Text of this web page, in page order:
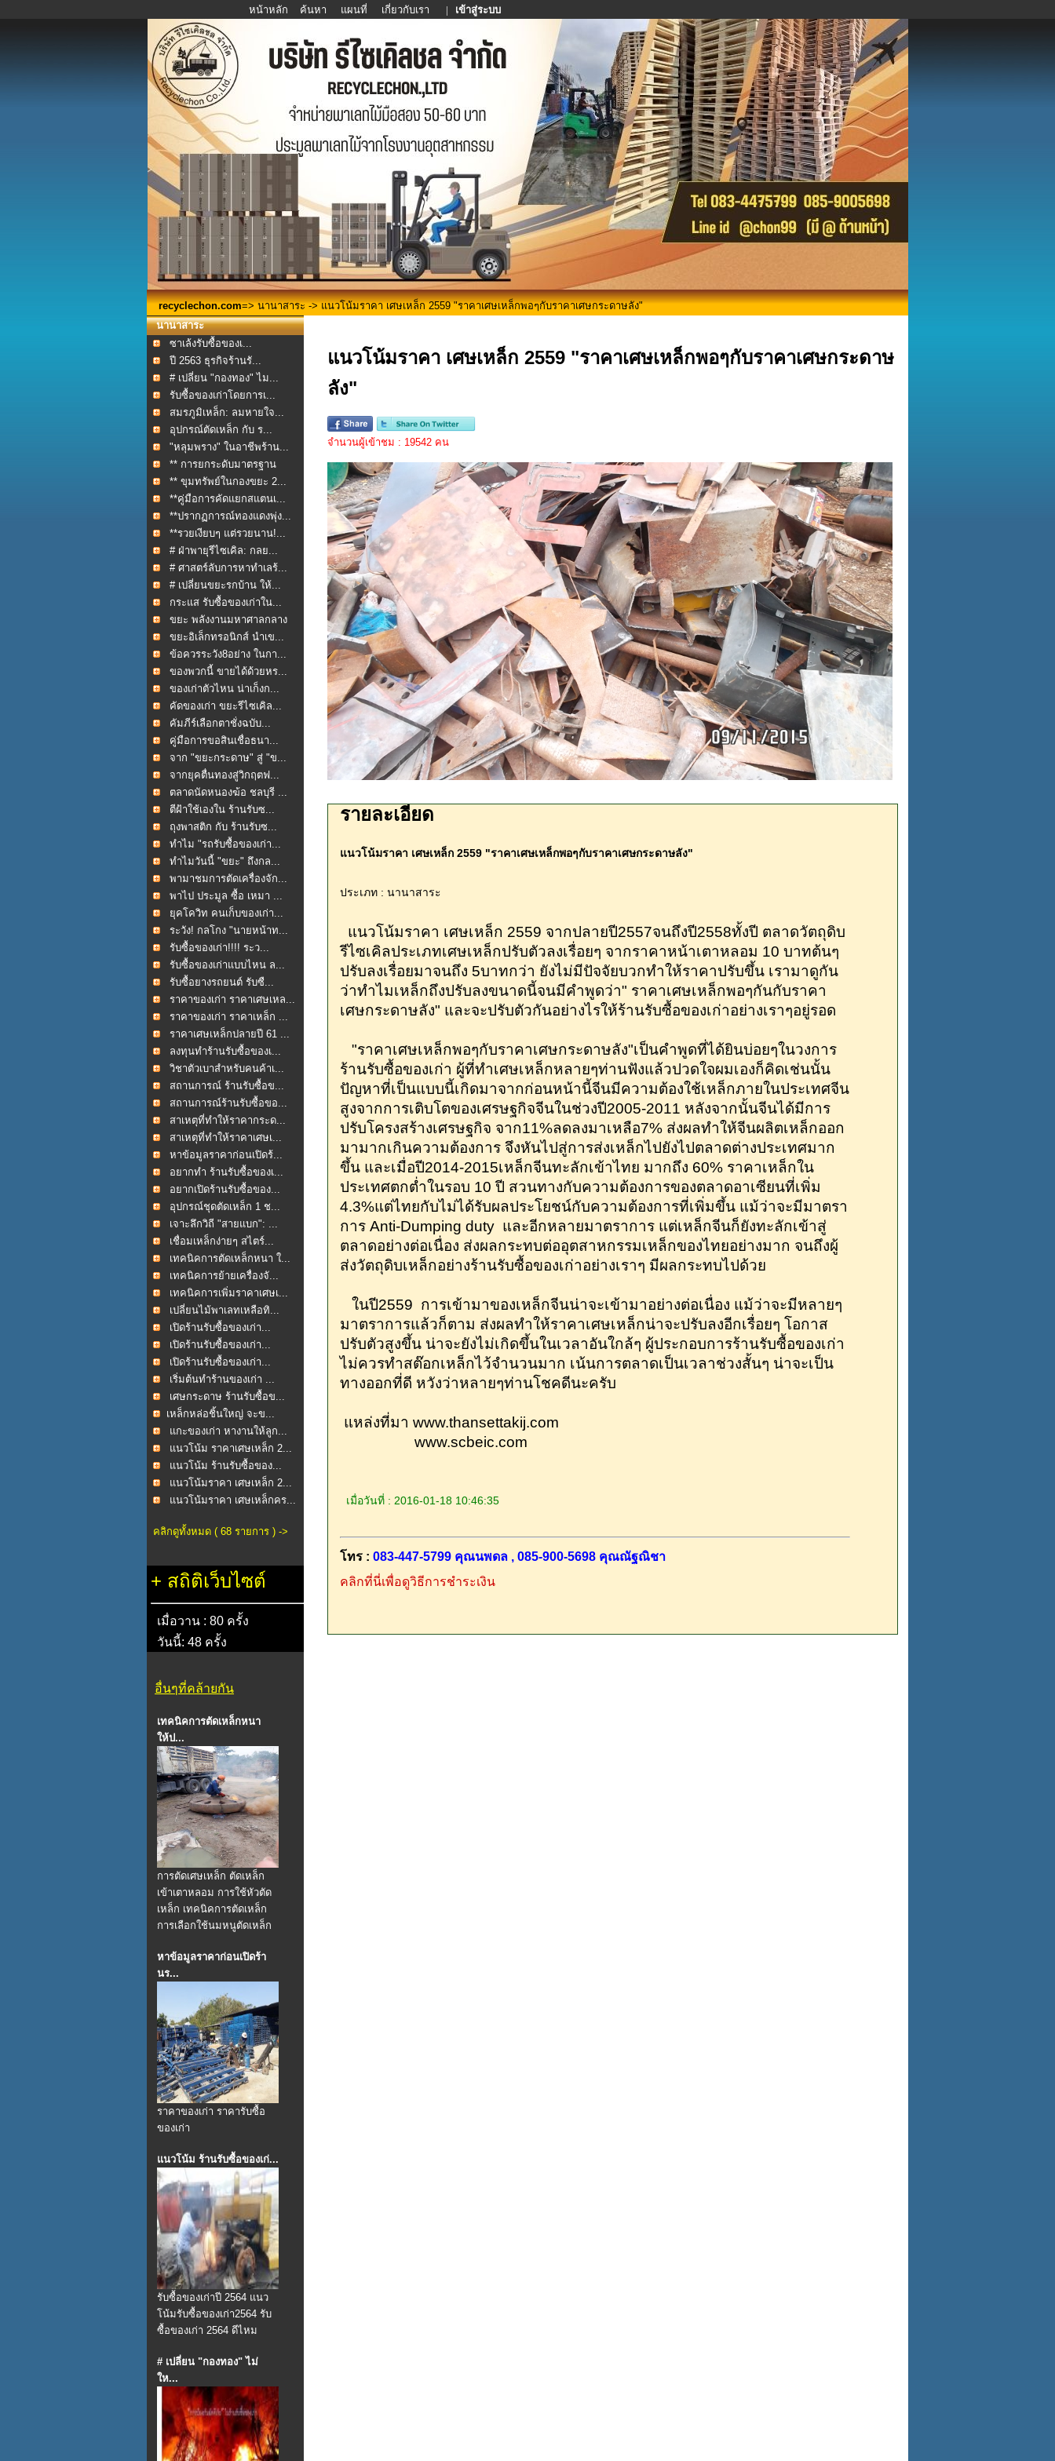
หน้าหลัก ค้นหา แผนที่ เกี่ยวกับเรา | เข้าสู่ระบบ
recyclechon.com=> นานาสาระ -> แนวโน้มราคา เศษเหล็ก 2559 "ราคาเศษเหล็กพอๆกับราคาเศษกระดาษลัง"
นานาสาระ
ซาเล้งรับซื้อของเ...
ปี 2563 ธุรกิจร้านรั...
# เปลี่ยน "กองทอง" ไม...
รับซื้อของเก่าโดยการเ...
สมรภูมิเหล็ก: ลมหายใจ...
อุปกรณ์ตัดเหล็ก กับ ร...
"หลุมพราง" ในอาชีพร้าน...
** การยกระดับมาตรฐาน
กา...
** ขุมทรัพย์ในกองขยะ 2...
**คู่มือการคัดแยกสแตนเ...
**ปรากฏการณ์ทองแดงพุ่ง...
**รวยเงียบๆ แต่รวยนาน!...
# ฝ่าพายุรีไซเคิล: กลย...
# ศาสตร์ลับการหาทำเลร้...
# เปลี่ยนขยะรกบ้าน ให้...
กระแส รับซื้อของเก่าใน...
ขยะ พลังงานมหาศาลกลาง
ใ...
ขยะอิเล็กทรอนิกส์ นำเข...
ข้อควรระวัง8อย่าง ในกา...
ของพวกนี้ ขายได้ด้วยหร...
ของเก่าตัวไหน น่าเก็งก...
คัดของเก่า ขยะรีไซเคิล...
คัมภีร์เลือกตาชั่งฉบับ...
คู่มือการขอสินเชื่อธนา...
จาก "ขยะกระดาษ" สู่ "ข...
จากยุคตื่นทองสู่วิกฤตฟ...
ตลาดนัดหนองฆ้อ ชลบุรี ...
ตีฝ้าใช้เองใน ร้านรับซ...
ถุงพาสติก กับ ร้านรับซ...
ทำไม "รถรับซื้อของเก่า...
ทำไมวันนี้ "ขยะ" ถึงกล...
พามาชมการตัดเครื่องจัก...
พาไป ประมูล ซื้อ เหมา ...
ยุคโควิท คนเก็บของเก่า...
ระวัง! กลโกง "นายหน้าท...
รับซื้อของเก่า!!!! ระว...
รับซื้อของเก่าแบบไหน ล...
รับซื้อยางรถยนต์ รับซื...
ราคาของเก่า ราคาเศษเหล...
ราคาของเก่า ราคาเหล็ก ...
ราคาเศษเหล็กปลายปี 61 ...
ลงทุนทำร้านรับซื้อของเ...
วิชาตัวเบาสำหรับคนค้าเ...
สถานการณ์ ร้านรับซื้อข...
สถานการณ์ร้านรับซื้อขอ...
สาเหตุที่ทำให้ราคากระด...
สาเหตุที่ทำให้ราคาเศษเ...
หาข้อมูลราคาก่อนเปิดร้...
อยากทำ ร้านรับซื้อของเ...
อยากเปิดร้านรับซื้อของ...
อุปกรณ์ชุดตัดเหล็ก 1 ช...
เจาะลึกวิถี "สายแบก": ...
เชื่อมเหล็กง่ายๆ สไตร์...
เทคนิคการตัดเหล็กหนา ใ...
เทคนิคการย้ายเครื่องจั...
เทคนิคการเพิ่มราคาเศษเ...
เปลี่ยนไม้พาเลทเหลือทิ...
เปิดร้านรับซื้อของเก่า...
เปิดร้านรับซื้อของเก่า...
เปิดร้านรับซื้อของเก่า...
เริ่มต้นทำร้านของเก่า ...
เศษกระดาษ ร้านรับซื้อข...
​เหล็กหล่อชิ้นใหญ่ จะข...
แกะของเก่า หางานให้ลูก...
แนวโน้ม ราคาเศษเหล็ก 2...
แนวโน้ม ร้านรับซื้อของ...
แนวโน้มราคา เศษเหล็ก 2...
แนวโน้มราคา เศษเหล็กคร...
คลิกดูทั้งหมด ( 68 รายการ ) ->
+ สถิติเว็บไซต์
เมื่อวาน : 80 ครั้ง
วันนี้: 48 ครั้ง
อื่นๆที่คล้ายกัน
เทคนิคการตัดเหล็กหนา
ให้ป...
การตัดเศษเหล็ก ตัดเหล็ก
เข้าเตาหลอม การใช้หัวตัด
เหล็ก เทคนิคการตัดเหล็ก
การเลือกใช้นมหนูตัดเหล็ก
หาข้อมูลราคาก่อนเปิดร้า
นร...
ราคาของเก่า ราคารับซื้อ
ของเก่า
แนวโน้ม ร้านรับซื้อของเก่...
รับซื้อของเก่าปี 2564 แนว
โน้มรับซื้อของเก่า2564 รับ
ซื้อของเก่า 2564 ดีไหม
# เปลี่ยน "กองทอง" ไม่
ให...
แนวโน้มราคา เศษเหล็ก 2559 "ราคาเศษเหล็กพอๆกับราคาเศษกระดาษ
ลัง"
จำนวนผู้เข้าชม : 19542 คน
รายละเอียด
แนวโน้มราคา เศษเหล็ก 2559 "ราคาเศษเหล็กพอๆกับราคาเศษกระดาษลัง"
ประเภท : นานาสาระ
แนวโน้มราคา เศษเหล็ก 2559 จากปลายปี2557จนถึงปี2558ทั้งปี ตลาดวัตถุดิบ
รีไซเคิลประเภทเศษเหล็กปรับตัวลงเรื่อยๆ จากราคาหน้าเตาหลอม 10 บาทต้นๆ
ปรับลงเรื่อยมาจนถึง 5บาทกว่า ยังไม่มีปัจจัยบวกทำให้ราคาปรับขึ้น เรามาดูกัน
ว่าทำไมเหล็กถึงปรับลงขนาดนี้จนมีคำพูดว่า" ราคาเศษเหล็กพอๆกันกับราคา
เศษกระดาษลัง" และจะปรับตัวกันอย่างไรให้ร้านรับซื้อของเก่าอย่างเราๆอยู่รอด
"ราคาเศษเหล็กพอๆกับราคาเศษกระดาษลัง"เป็นคำพูดที่ได้ยินบ่อยๆในวงการ
ร้านรับซื้อของเก่า ผู้ที่ทำเศษเหล็กหลายๆท่านฟังแล้วปวดใจผมเองก็คิดเช่นนั้น
ปัญหาที่เป็นแบบนี้เกิดมาจากก่อนหน้านี้จีนมีความต้องใช้เหล็กภายในประเทศจีน
สูงจากการเติบโตของเศรษฐกิจจีนในช่วงปี2005-2011 หลังจากนั้นจีนได้มีการ
ปรับโครงสร้างเศรษฐกิจ จาก11%ลดลงมาเหลือ7% ส่งผลทำให้จีนผลิตเหล็กออก
มามากเกินความต้องการ จึงหันไปสู่การส่งเหล็กไปยังไปตลาดต่างประเทศมาก
ขึ้น และเมื่อปี2014-2015เหล็กจีนทะลักเข้าไทย มากถึง 60% ราคาเหล็กใน
ประเทศตกต่ำในรอบ 10 ปี สวนทางกับความต้องการของตลาดอาเซียนที่เพิ่ม
4.3%แต่ไทยกับไม่ได้รับผลประโยชน์กับความต้องการที่เพิ่มขึ้น แม้ว่าจะมีมาตรา
การ Anti-Dumping duty และอีกหลายมาตราการ แต่เหล็กจีนก็ยังทะลักเข้าสู่
ตลาดอย่างต่อเนื่อง ส่งผลกระทบต่ออุตสาหกรรมเหล็กของไทยอย่างมาก จนถึงผู้
ส่งวัตถุดิบเหล็กอย่างร้านรับซื้อของเก่าอย่างเราๆ มีผลกระทบไปด้วย
ในปี2559 การเข้ามาของเหล็กจีนน่าจะเข้ามาอย่างต่อเนื่อง แม้ว่าจะมีหลายๆ
มาตราการแล้วก็ตาม ส่งผลทำให้ราคาเศษเหล็กน่าจะปรับลงอีกเรื่อยๆ โอกาส
ปรับตัวสูงขึ้น น่าจะยังไม่เกิดขึ้นในเวลาอันใกล้ๆ ผู้ประกอบการร้านรับซื้อของเก่า
ไม่ควรทำสต๊อกเหล็กไว้จำนวนมาก เน้นการตลาดเป็นเวลาช่วงสั้นๆ น่าจะเป็น
ทางออกที่ดี หวังว่าหลายๆท่านโชคดีนะครับ
แหล่งที่มา www.thansettakij.com
www.scbeic.com
เมื่อวันที่ : 2016-01-18 10:46:35
โทร : 083-447-5799 คุณนพดล , 085-900-5698 คุณณัฐณิชา
คลิกที่นี่เพื่อดูวิธีการชำระเงิน